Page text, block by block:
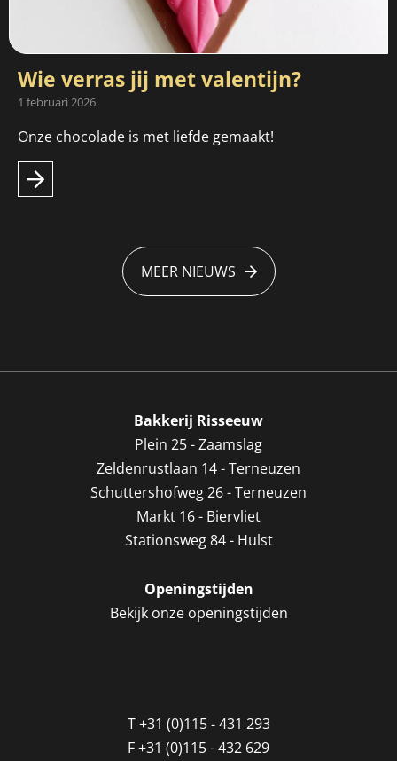
Wie verras jij met valentijn?
1 februari 2026
Onze chocolade is met liefde gemaakt!
MEER NIEUWS
Bakkerij Risseeuw
Plein 25 - Zaamslag
Zeldenrustlaan 14 - Terneuzen
Schuttershofweg 26 - Terneuzen
Markt 16 - Biervliet
Stationsweg 84 - Hulst
Openingstijden
Bekijk onze openingstijden
T+31 (0)115 - 431 293
F+31 (0)115 - 432 629